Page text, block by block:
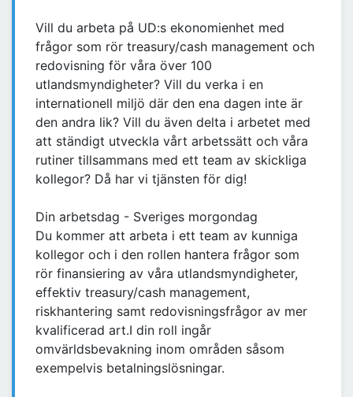
Vill du arbeta på UD:s ekonomienhet med
frågor som rör treasury/cash management och
redovisning för våra över 100
utlandsmyndigheter? Vill du verka i en
internationell miljö där den ena dagen inte är
den andra lik? Vill du även delta i arbetet med
att ständigt utveckla vårt arbetssätt och våra
rutiner tillsammans med ett team av skickliga
kollegor? Då har vi tjänsten för dig!
Din arbetsdag - Sveriges morgondag
Du kommer att arbeta i ett team av kunniga
kollegor och i den rollen hantera frågor som
rör finansiering av våra utlandsmyndigheter,
effektiv treasury/cash management,
riskhantering samt redovisningsfrågor av mer
kvalificerad art.I din roll ingår
omvärldsbevakning inom områden såsom
exempelvis betalningslösningar.